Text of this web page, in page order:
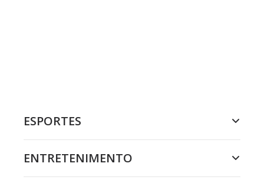
ESPORTES
ENTRETENIMENTO